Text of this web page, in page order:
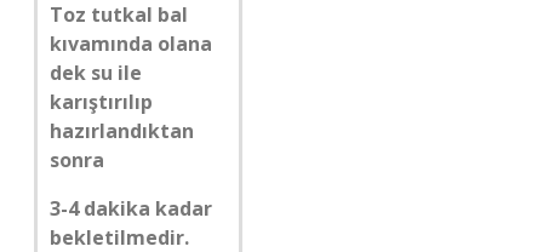
Toz tutkal bal
kıvamında olana
dek su ile
karıştırılıp
hazırlandıktan
sonra
3-4 dakika kadar
bekletilmedir.